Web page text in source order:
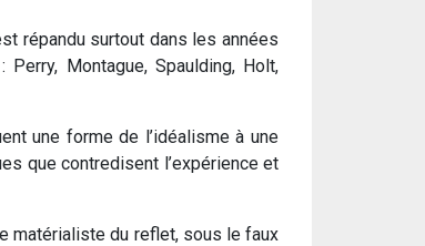
répandu surtout dans les années
Montague, Spaulding, Holt,
une forme de l’idéalisme à une
que contredisent l’expérience et
matérialiste du reflet, sous le faux